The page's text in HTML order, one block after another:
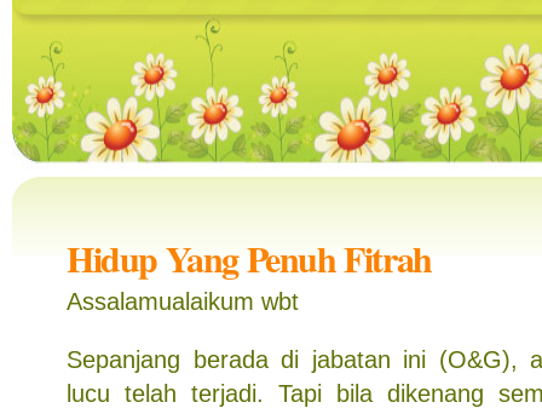
Hidup Yang Penuh Fitrah
Assalamualaikum wbt
Sepanjang berada di jabatan ini (O&G),
lucu telah terjadi. Tapi bila dikenang